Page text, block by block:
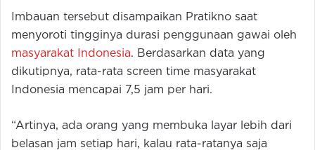
Imbauan tersebut disampaikan Pratikno saat
menyoroti tingginya durasi penggunaan gawai oleh
masyarakat Indonesia. Berdasarkan data yang
dikutipnya, rata-rata screen time masyarakat
Indonesia mencapai 7,5 jam per hari.
“Artinya, ada orang yang membuka layar lebih dari
belasan jam setiap hari, kalau rata-ratanya saja